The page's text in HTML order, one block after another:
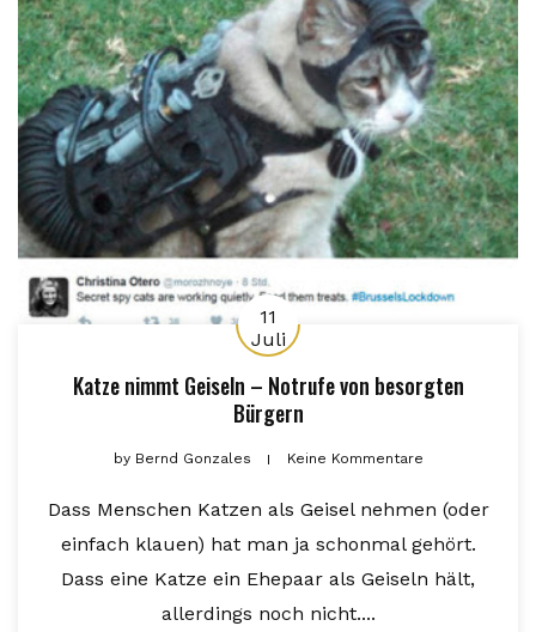
11
Juli
Katze nimmt Geiseln – Notrufe von besorgten
Bürgern
byBernd Gonzales Keine Kommentare
Dass Menschen Katzen als Geisel nehmen (oder
einfach klauen) hat man ja schonmal gehört.
Dass eine Katze ein Ehepaar als Geiseln hält,
allerdings noch nicht....